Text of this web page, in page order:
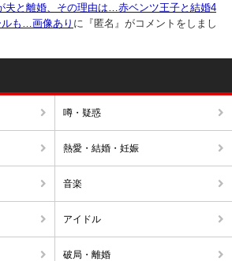
夫と離婚、その理由は…赤ベンツ王子と結婚4
も…画像あり に『匿名』がコメントをしまし
噂・疑惑
熱愛・結婚・妊娠
音楽
アイドル
破局・離婚